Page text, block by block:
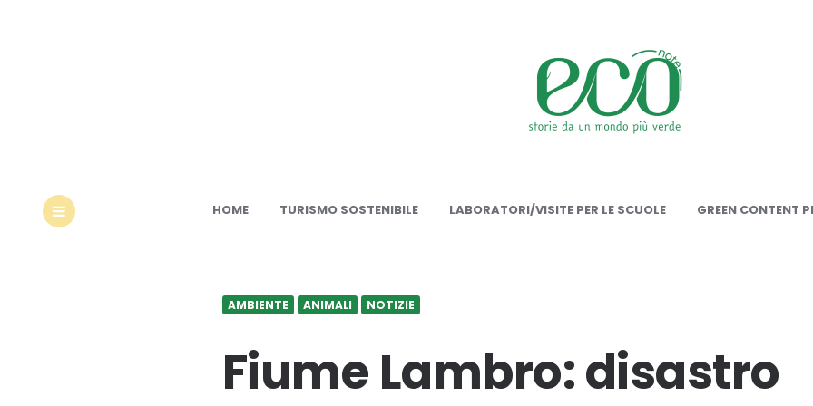
HOME TURISMO SOSTENIBILE LABORATORI/VISITE PER LE SCUOLE GREEN CONTENT
AMBIENTE ANIMALI NOTIZIE
Fiume Lambro: disastro